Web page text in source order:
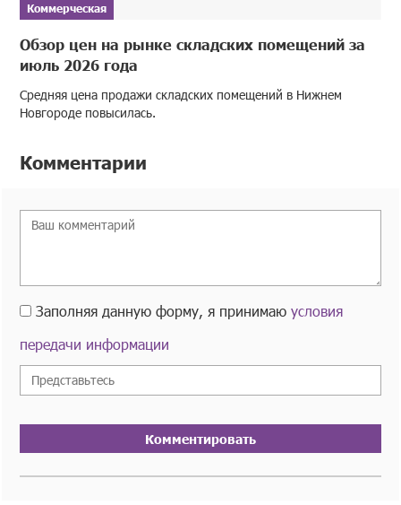
Коммерческая
Обзор цен на рынке складских помещений за
июль 2026 года
Средняя цена продажи складских помещений в Нижнем
Новгороде повысилась.
Комментарии
Заполняя данную форму, я принимаюусловия
передачи информации
Комментировать